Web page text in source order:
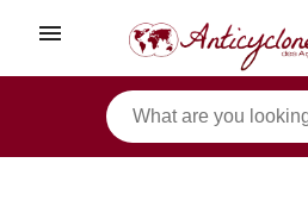
menu